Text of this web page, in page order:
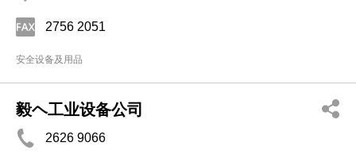
2756 2051
安全设备及用品
毅ヘ工业设备公司
2626 9066